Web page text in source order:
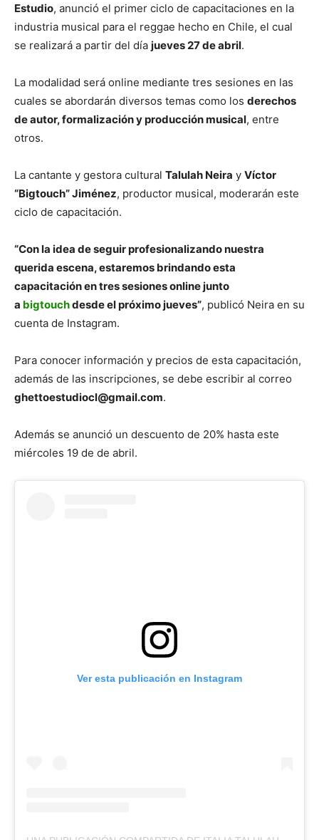
Estudio, anunció el primer ciclo de capacitaciones en la
industria musical para el reggae hecho en Chile, el cual
se realizará a partir del día jueves 27 de abril.
La modalidad será online mediante tres sesiones en las
cuales se abordarán diversos temas como los derechos
de autor, formalización y producción musical, entre
otros.
La cantante y gestora cultural Talulah Neira y Víctor
“Bigtouch” Jiménez, productor musical, moderarán este
ciclo de capacitación.
“Con la idea de seguir profesionalizando nuestra
querida escena, estaremos brindando esta
capacitación en tres sesiones online junto
a bigtouchdesde el próximo jueves”, publicó Neira en su
cuenta de Instagram.
Para conocer información y precios de esta capacitación,
además de las inscripciones, se debe escribir al correo
ghettoestudiocl@gmail.com.
Además se anunció un descuento de 20% hasta este
miércoles 19 de de abril.
Ver esta publicación en Instagram